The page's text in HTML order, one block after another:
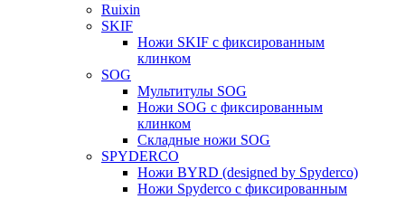
Ruixin
SKIF
Ножи SKIF с фиксированным
клинком
SOG
Мультитулы SOG
Ножи SOG с фиксированным
клинком
Складные ножи SOG
SPYDERCO
Ножи BYRD (designed by Spyderco)
Ножи Spyderco c фиксированным